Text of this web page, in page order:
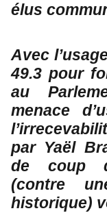
élus
Avec
49.3 pour
au
menace
par Yaël
de coup
(contre
historique)